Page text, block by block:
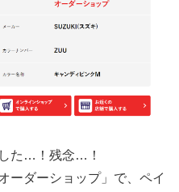
た…！残念…！
ーダーショップ」で、ペイ